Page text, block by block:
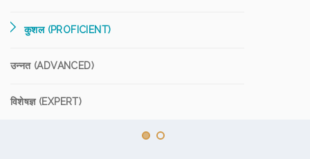
कुशल (PROFICIENT)
उन्नत (ADVANCED)
विशेषज्ञ (EXPERT)